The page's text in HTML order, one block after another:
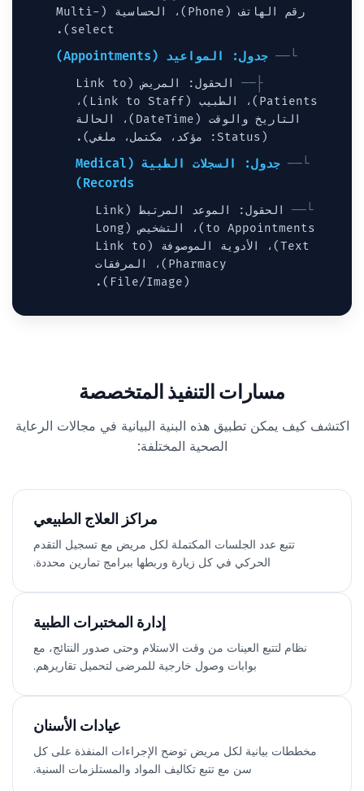
رقم الهاتف (Phone)، الحساسية (Multi-
select).
جدول: المواعيد (Appointments)
الحقول: المريض (Link to
Patients)، الطبيب (Link to Staff)،
التاريخ والوقت (DateTime)، الحالة
(Status: مؤكد، مكتمل، ملغي).
جدول: السجلات الطبية (Medical
Records)
الحقول: الموعد المرتبط (Link
to Appointments)، التشخيص (Long
Text)، الأدوية الموصوفة (Link to
Pharmacy)، المرفقات
(File/Image).
مسارات التنفيذ المتخصصة
اكتشف كيف يمكن تطبيق هذه البنية البيانية في مجالات الرعاية
الصحية المختلفة:
مراكز العلاج الطبيعي
تتبع عدد الجلسات المكتملة لكل مريض مع تسجيل التقدم
الحركي في كل زيارة وربطها ببرامج تمارين محددة.
إدارة المختبرات الطبية
نظام لتتبع العينات من وقت الاستلام وحتى صدور النتائج، مع
بوابات وصول خارجية للمرضى لتحميل تقاريرهم.
عيادات الأسنان
مخططات بيانية لكل مريض توضح الإجراءات المنفذة على كل
سن مع تتبع تكاليف المواد والمستلزمات السنية.